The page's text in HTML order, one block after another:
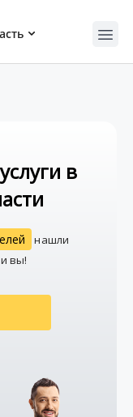
в
нашли
вы!